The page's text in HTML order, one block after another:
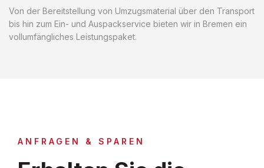
Von der Bereitstellung von Umzugsmaterial über den Transport
bis hin zum Ein- und Auspackservice bieten wir in Bremen ein
vollumfängliches Leistungspaket.
ANFRAGEN & SPAREN